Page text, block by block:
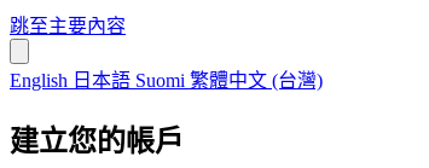
跳至主要內容
English 日本語 Suomi 繁體中文 (台灣)
建立您的帳戶